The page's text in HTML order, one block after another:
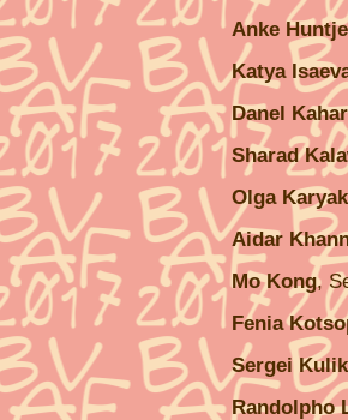
Anke
Katya
Danel Kahar
Sharad
Olga
Aidar
Mo Kong,
Fenia
Sergei
Randolpho